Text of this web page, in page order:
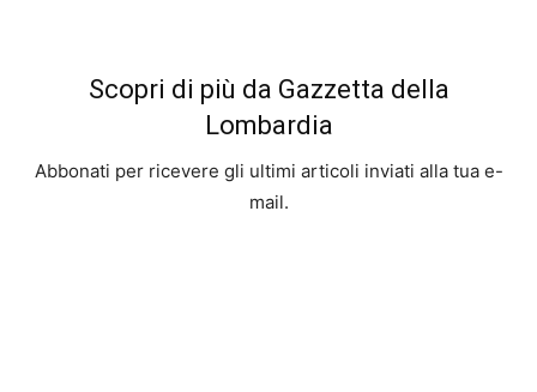
Scopri di più da Gazzetta della
Lombardia
Abbonati per ricevere gli ultimi articoli inviati alla tua e-
mail.